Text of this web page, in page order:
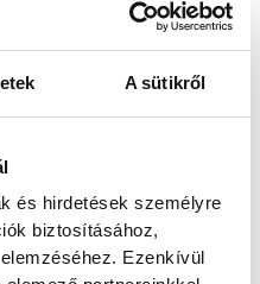
A sütikről
és hirdetések személyre
biztosításához,
Ezenkívül
a
szerint
a